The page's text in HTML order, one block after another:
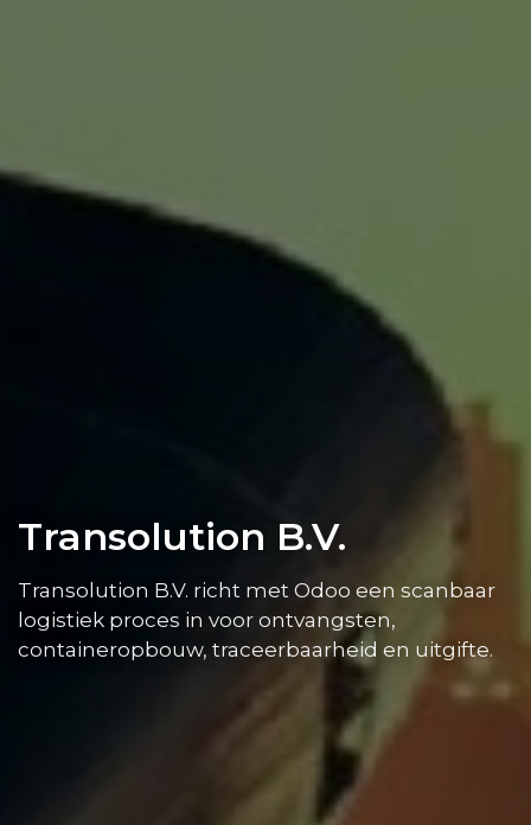
Transolution B.V.
Transolution B.V. richt met Odoo een scanbaar
logistiek proces in voor ontvangsten,
containeropbouw, traceerbaarheid en uitgifte.